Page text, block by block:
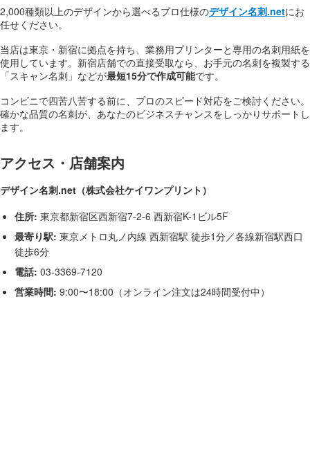
2,000種類以上のデザインから選べるプロ仕様のデザイン名刺.netにお
任せください。
当店は東京・新宿に拠点を持ち、業務用プリンターと専用の名刺用紙を
使用しています。新宿店舗での直接受取なら、お手元の名刺を複製する
「スキャン名刺」などが最短15分で作成可能です。
コンビニで四苦八苦する前に、プロのスピード対応をご検討ください。
確かな品質の名刺が、あなたのビジネスチャンスをしっかりサポートし
ます。
アクセス・店舗案内
デザイン名刺.net（株式会社ケイワンプリント）
住所: 東京都新宿区西新宿7-2-6 西新宿K-1ビル5F
最寄り駅: 東京メトロ丸ノ内線 西新宿駅 徒歩1分／各線新宿駅西口
徒歩6分
電話: 03-3369-7120
営業時間: 9:00〜18:00（オンライン注文は24時間受付中）